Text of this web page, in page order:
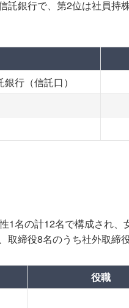
託銀行で、第2位は社員持
行（信託口）
1名の計12名で構成され
取締役8名のうち社外取締
役職